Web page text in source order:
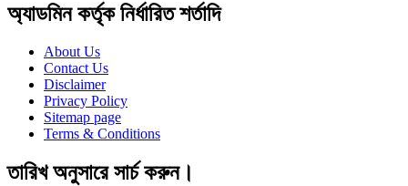
অ্যাডমিন কর্তৃক নির্ধারিত শর্তাদি
About Us
Contact Us
Disclaimer
Privacy Policy
Sitemap page
Terms & Conditions
তারিখ অনুসারে সার্চ করুন।